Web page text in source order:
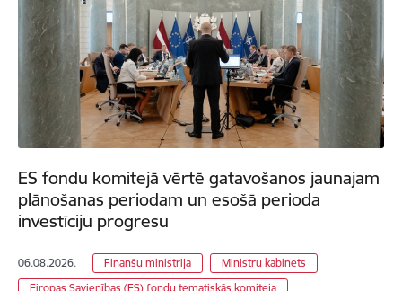
ES fondu komitejā vērtē gatavošanos jaunajam
plānošanas periodam un esošā perioda
investīciju progresu
06.08.2026. Finanšu ministrija
Ministru kabinets
Eiropas Savienības (ES) fondu tematiskās komiteja